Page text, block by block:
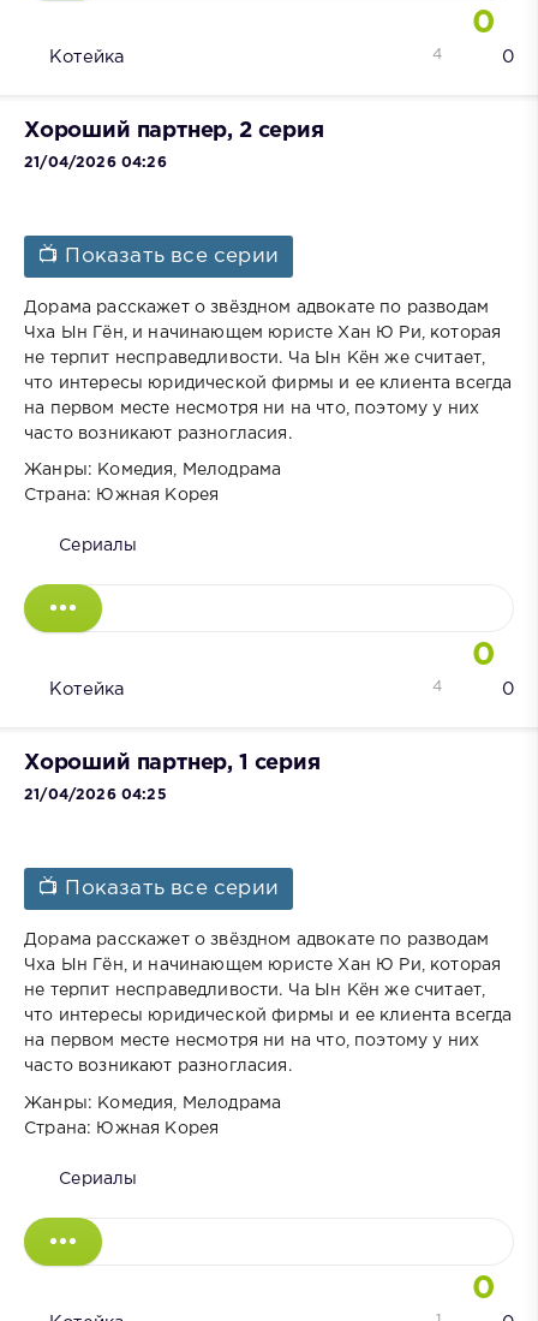
0
Котейка 0
4
Хороший партнер, 2 серия
21/04/2026 04:26
📺 Показать все серии
Дорама расскажет о звёздном адвокате по разводам
Чха Ын Гён, и начинающем юристе Хан Ю Ри, которая
не терпит несправедливости. Ча Ын Кён же считает,
что интересы юридической фирмы и ее клиента всегда
на первом месте несмотря ни на что, поэтому у них
часто возникают разногласия.
Жанры: Комедия, Мелодрама
Страна: Южная Корея
Сериалы
0
Котейка 0
4
Хороший партнер, 1 серия
21/04/2026 04:25
📺 Показать все серии
Дорама расскажет о звёздном адвокате по разводам
Чха Ын Гён, и начинающем юристе Хан Ю Ри, которая
не терпит несправедливости. Ча Ын Кён же считает,
что интересы юридической фирмы и ее клиента всегда
на первом месте несмотря ни на что, поэтому у них
часто возникают разногласия.
Жанры: Комедия, Мелодрама
Страна: Южная Корея
Сериалы
0